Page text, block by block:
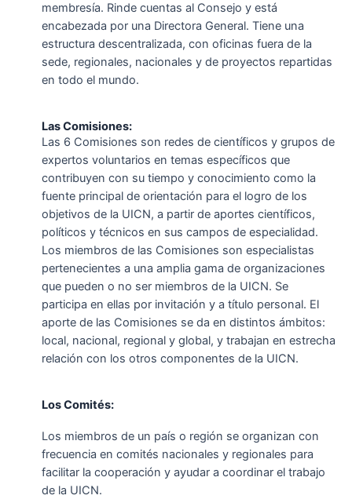
membresía. Rinde cuentas al Consejo y está
encabezada por una Directora General. Tiene una
estructura descentralizada, con oficinas fuera de la
sede, regionales, nacionales y de proyectos repartidas
en todo el mundo.
Las Comisiones:
Las 6 Comisiones son redes de científicos y grupos de
expertos voluntarios en temas específicos que
contribuyen con su tiempo y conocimiento como la
fuente principal de orientación para el logro de los
objetivos de la UICN, a partir de aportes científicos,
políticos y técnicos en sus campos de especialidad.
Los miembros de las Comisiones son especialistas
pertenecientes a una amplia gama de organizaciones
que pueden o no ser miembros de la UICN. Se
participa en ellas por invitación y a título personal. El
aporte de las Comisiones se da en distintos ámbitos:
local, nacional, regional y global, y trabajan en estrecha
relación con los otros componentes de la UICN.
Los Comités:
Los miembros de un país o región se organizan con
frecuencia en comités nacionales y regionales para
facilitar la cooperación y ayudar a coordinar el trabajo
de la UICN.